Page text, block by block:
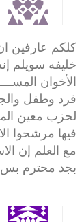
كلكم عارفين
خليفه سويلم
الأخوان
فرد وطفل
لحزب معين
مع العلم إن
بجد محترم بس